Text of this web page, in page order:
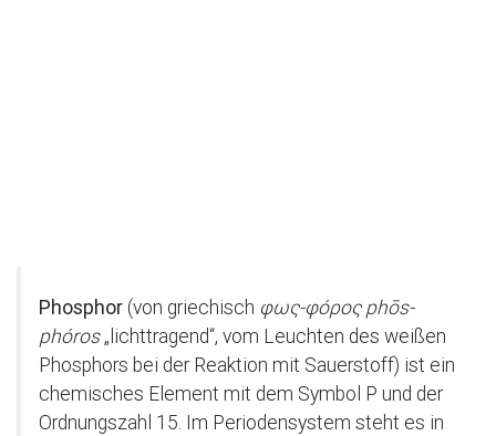
Phosphor (von griechisch φως-φóρος phōs-
phóros„lichttragend“, vom Leuchten des weißen
Phosphors bei der Reaktion mit Sauerstoff) ist ein
chemisches Element mit dem Symbol P und der
Ordnungszahl 15. Im Periodensystem steht es in